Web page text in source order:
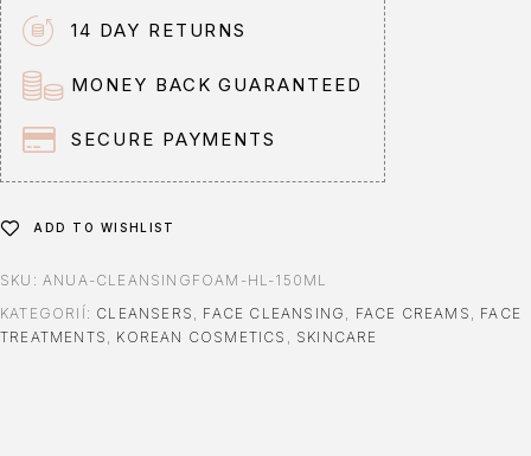
n
a
t
i
v
14 DAY RETURNS
MONEY BACK GUARANTEED
SECURE PAYMENTS
ADD TO WISHLIST
SKU: ANUA-CLEANSINGFOAM-HL-150ML
KATEGORIÍ: CLEANSERS , FACE CLEANSING , FACE CREAMS , FACE
TREATMENTS , KOREAN COSMETICS , SKINCARE